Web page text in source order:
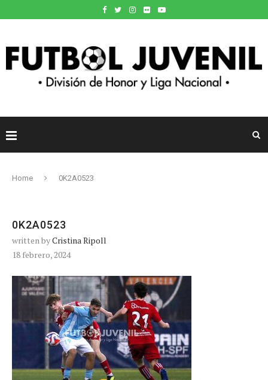
Home 0K2A0523
0K2A0523
written byCristina Ripoll
18 febrero, 2024